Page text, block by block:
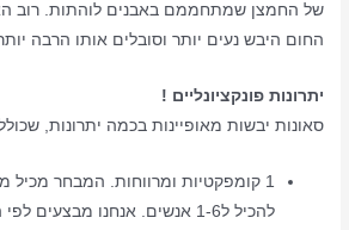
של החמצן שמתחממם באבנים לוהתות. רוב
החום היבש נעים יותר וסובלים אותו הרבה
יתרונות פונקציונליים !
סאונות יבשות מאופיינות בכמה יתרונות,
1 קומפקטיות ומרווחות. המבחר מכיל
להכיל ל1-6 אנשים. אנחנו מבצעים לפי הזמנת הלקוח.